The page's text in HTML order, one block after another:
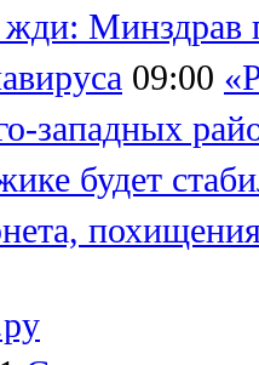
Минздрав
09:00
западных
будет